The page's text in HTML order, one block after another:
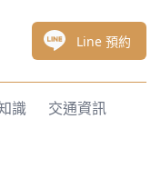
Line 預約
識 交通資訊